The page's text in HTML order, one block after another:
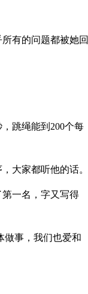
有的问题都被她回
跳绳能到200个每
大家都听他的话。
一名，字又写得
做事，我们也爱和